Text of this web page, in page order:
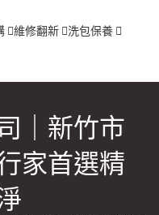
維修翻新
洗包保養
｜新竹市
家首選精